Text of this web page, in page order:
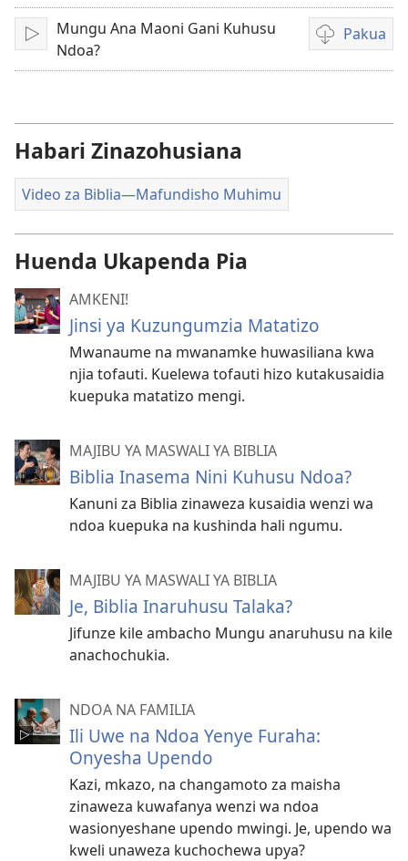
Cheza
Mungu Ana Maoni Gani Kuhusu
Ndoa?
Pakua
Kupakua
rekodi
Habari Zinazohusiana
Video za Biblia​—Mafundisho Muhimu
Huenda Ukapenda Pia
AMKENI!
Jinsi ya Kuzungumzia Matatizo
Mwanaume na mwanamke huwasiliana kwa
njia tofauti. Kuelewa tofauti hizo kutakusaidia
kuepuka matatizo mengi.
MAJIBU YA MASWALI YA BIBLIA
Biblia Inasema Nini Kuhusu Ndoa?
Kanuni za Biblia zinaweza kusaidia wenzi wa
ndoa kuepuka na kushinda hali ngumu.
MAJIBU YA MASWALI YA BIBLIA
Je, Biblia Inaruhusu Talaka?
Jifunze kile ambacho Mungu anaruhusu na kile
anachochukia.
NDOA NA FAMILIA
Ili Uwe na Ndoa Yenye Furaha:
Onyesha Upendo
Kazi, mkazo, na changamoto za maisha
zinaweza kuwafanya wenzi wa ndoa
wasionyeshane upendo mwingi. Je, upendo wa
kweli unaweza kuchochewa upya?